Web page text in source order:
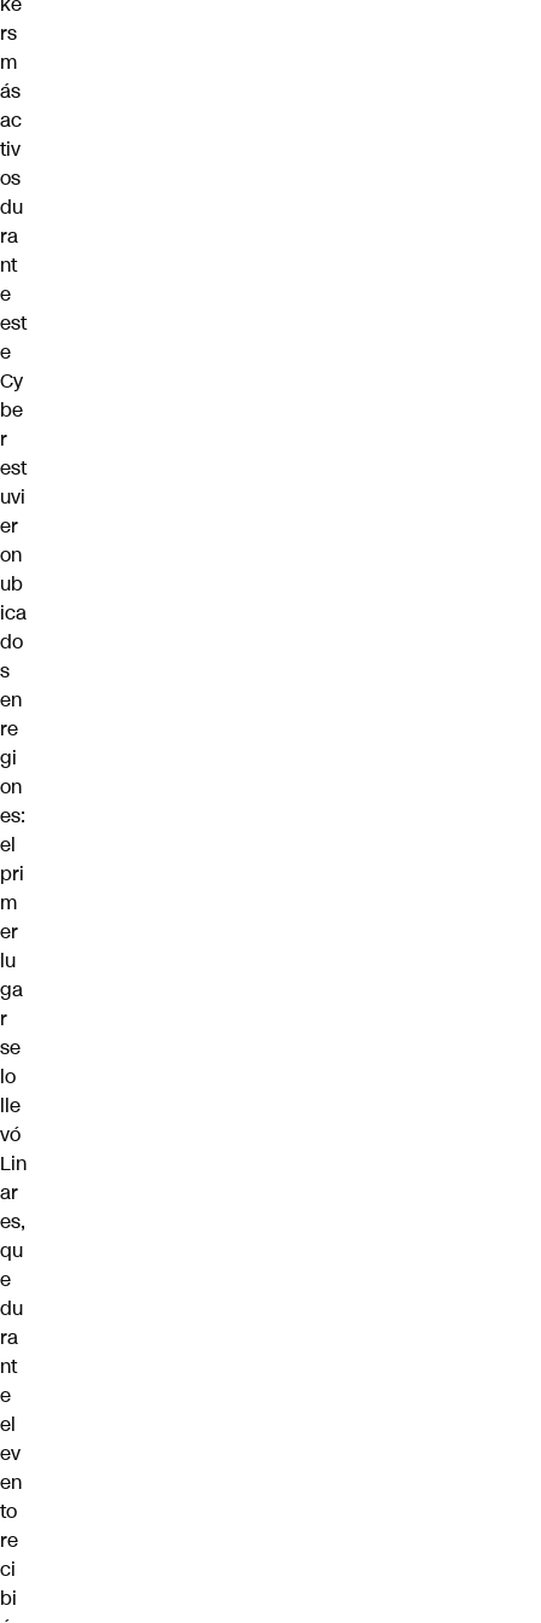
rs
m
ás
ac
tiv
os
du
ra
nt
e
est
e
Cy
be
r
est
uvi
er
on
ub
ica
do
s
en
re
gi
on
es:
el
pri
m
er
lu
ga
r
se
lo
lle
vó
Lin
ar
es,
qu
e
du
ra
nt
e
el
ev
en
to
re
ci
bi